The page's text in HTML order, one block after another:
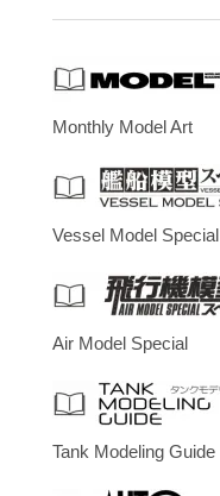
Monthly Model Art
Vessel Model Special
Air Model Special
Tank Modeling Guide